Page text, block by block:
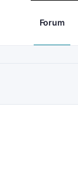
Forum